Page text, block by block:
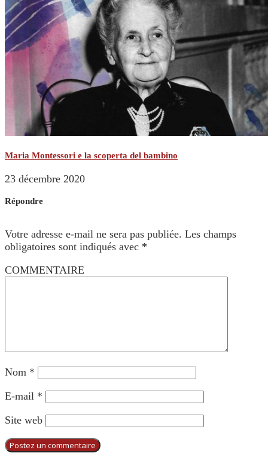
Maria Montessori e la scoperta del bambino
23 décembre 2020
Répondre
Votre adresse e-mail ne sera pas publiée. Les champs
obligatoires sont indiqués avec *
COMMENTAIRE
Nom *
E-mail *
Site web